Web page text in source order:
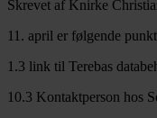
Skrevet af Knirke
11. april er følgende
1.3 link til Terebas
10.3 Kontaktperson hos